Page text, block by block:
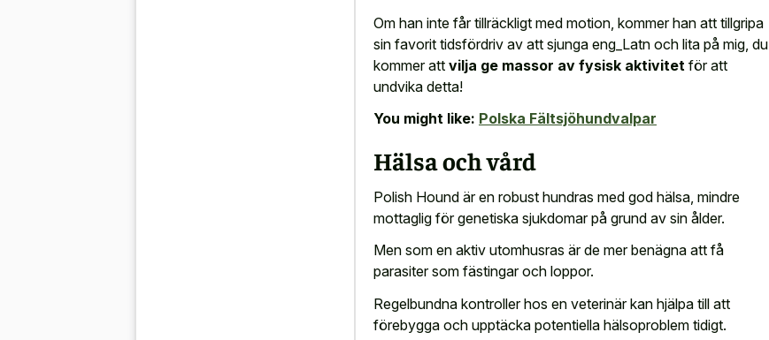
Om han inte får tillräckligt med motion, kommer han att tillgripa
sin favorit tidsfördriv av att sjunga eng_Latn och lita på mig, du
kommer att vilja ge massor av fysisk aktivitet för att
undvika detta!
You might like: Polska Fältsjöhundvalpar
Hälsa och vård
Polish Hound är en robust hundras med god hälsa, mindre
mottaglig för genetiska sjukdomar på grund av sin ålder.
Men som en aktiv utomhusras är de mer benägna att få
parasiter som fästingar och loppor.
Regelbundna kontroller hos en veterinär kan hjälpa till att
förebygga och upptäcka potentiella hälsoproblem tidigt.